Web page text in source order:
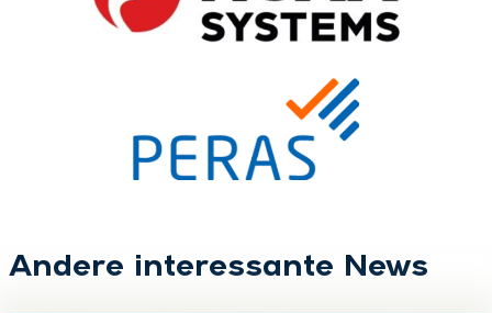
Andere interessante News